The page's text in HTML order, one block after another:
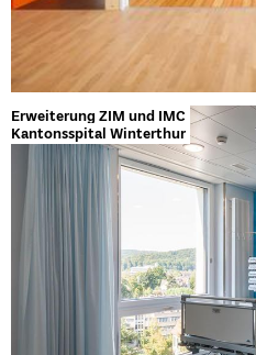
Erweiterung ZIM und IMC
Kantonsspital Winterthur